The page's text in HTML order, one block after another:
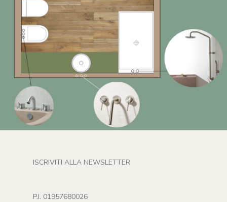
ISCRIVITI ALLA NEWSLETTER
P.I. 01957680026